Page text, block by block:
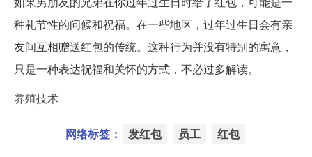
种礼节性的问候和祝福。在一些地区，过年过生日会有亲
友间互相赠送红包的传统。这种行为并没有特别的寓意，
只是一种表达祝福和关怀的方式，不必过多解读。
养殖技术
网络标签： 发红包 员工 红包